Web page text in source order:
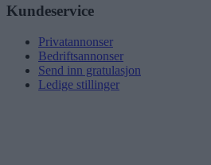
Kundeservice
Privatannonser
Bedriftsannonser
Send inn gratulasjon
Ledige stillinger